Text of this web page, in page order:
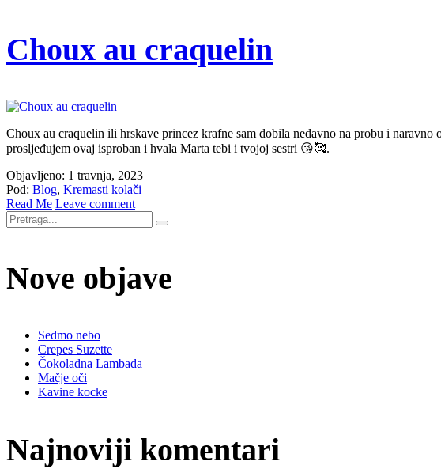
Choux au craquelin
Choux au craquelin ili hrskave princez krafne sam dobila nedavno na probu i
prosljeđujem ovaj isproban i hvala Marta tebi i tvojoj sestri 😘🥰.
Objavljeno: 1 travnja, 2023
Pod: Blog, Kremasti kolači
Read Me Leave comment
Nove objave
Sedmo nebo
Crepes Suzette
Čokoladna Lambada
Mačje oči
Kavine kocke
Najnoviji komentari